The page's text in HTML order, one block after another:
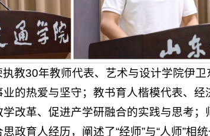
教30年教师代表、艺术与设计学院伊
的热爱与坚守；教书育人楷模代表、经
改革、促进产学研融合的实践与思考；
政育人经历，阐述了“经师”与“人师”相